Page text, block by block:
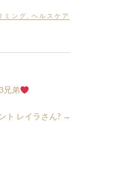
ミング ヘルスケア
兄弟
ト レイラさん? →